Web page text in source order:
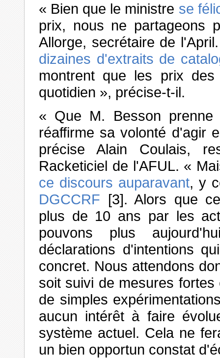
« Bien que le ministre se
prix, nous ne partageons
Allorge, secrétaire de
dizaines d'extraits de
montrent que les prix
quotidien », précise-t-il.
« Que M. Besson
réaffirme sa volonté d'agir
précise Alain Coulais,
Racketiciel de l'AFUL. «
ce discours auparavant, y
DGCCRF [3]. Alors que
plus de 10 ans par les
pouvons plus
déclarations d'intentions
concret. Nous attendons
soit suivi de mesures
de simples
aucun intérêt à faire
système actuel. Cela ne
un bien opportun constat